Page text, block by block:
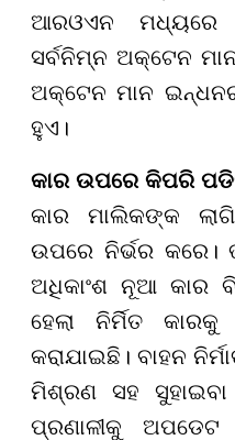
ଆରଓଏନ ମଧ୍ୟରେ
ସର୍ବନିମ୍ନ ଅକ୍ଟେନ
ଅକ୍ଟେନ ମାନ
ହୁଏ।
କାର ଉପରେ କିପରି
କାର ମାଲିକଙ୍କ
ଉପରେ ନିର୍ଭର କରେ।
ଅଧିକାଂଶ ନୂଆ କାର
ହେଲା ନିର୍ମିତ
କରାଯାଇଛି। ବାହନ
ମିଶ୍ରଣ ସହ
ପ୍ରଣାଳୀକୁ ଅପଡେଟ